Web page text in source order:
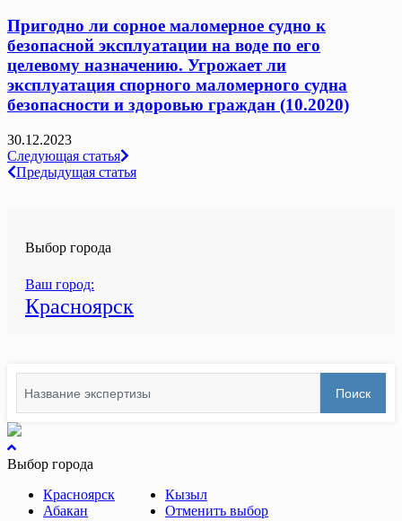
Пригодно ли сорное маломерное судно к
безопасной эксплуатации на воде по его
целевому назначению. Угрожает ли
эксплуатация спорного маломерного судна
безопасности и здоровью граждан (10.2020)
30.12.2023
Навигация
по
Следующая статья
Предыдущая статья
Выбор города
Ваш город:
Красноярск
for:
Поиск
вернуться
к
Выбор города
Красноярск
Абакан
Кызыл
Отменить выбор